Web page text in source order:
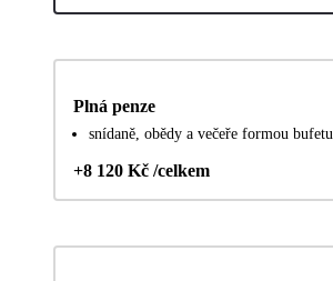
Plná penze
snídaně, obědy a večeře formou bufetu
+8 120 Kč /celkem